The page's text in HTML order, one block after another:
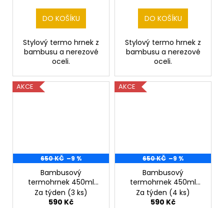
DO KOŠÍKU
Stylový termo hrnek z
bambusu a nerezové
oceli.
DO KOŠÍKU
Stylový termo hrnek z
bambusu a nerezové
oceli.
AKCE
650 KČ –9 %
Bambusový
termohrnek 450ml
Dravec
Za týden (3 ks)
590 Kč
AKCE
650 KČ –9 %
Bambusový
termohrnek 450ml
Grizly
Za týden (4 ks)
590 Kč